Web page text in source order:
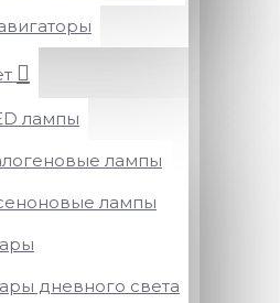
лампы
лампы
лампы
дневного света